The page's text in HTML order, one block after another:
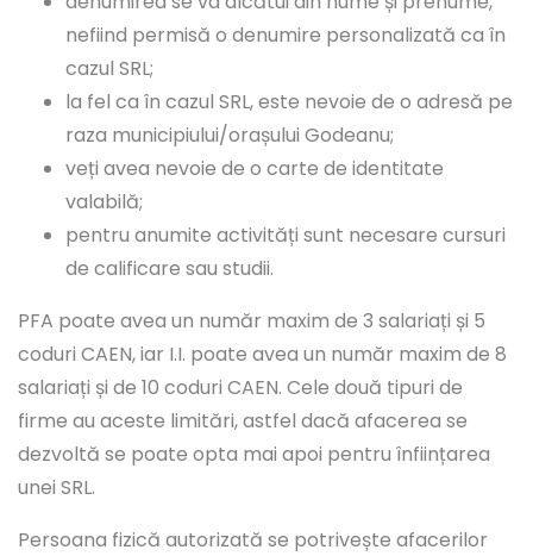
nefiind permisă o denumire personalizată ca în
cazul SRL;
la fel ca în cazul SRL, este nevoie de o adresă pe
raza municipiului/orașului Godeanu;
veți avea nevoie de o carte de identitate
valabilă;
pentru anumite activități sunt necesare cursuri
de calificare sau studii.
PFA poate avea un număr maxim de 3 salariați și 5
coduri CAEN, iar I.I. poate avea un număr maxim de 8
salariați și de 10 coduri CAEN. Cele două tipuri de
firme au aceste limitări, astfel dacă afacerea se
dezvoltă se poate opta mai apoi pentru înființarea
unei SRL.
Persoana fizică autorizată se potrivește afacerilor